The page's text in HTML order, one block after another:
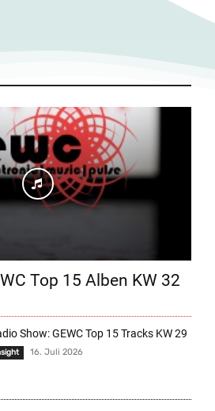
Top 15 Alben KW 32
Show: GEWC Top 15 Tracks KW 29
16. Juli 2026